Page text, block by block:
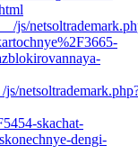
js/
skachat-
dengi-